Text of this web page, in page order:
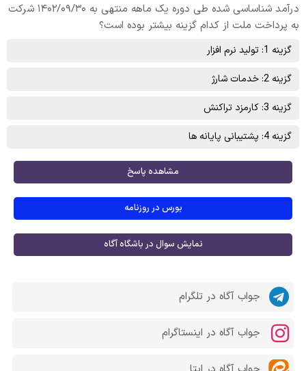
درآمد شناساسی شده طی دوره یک ماهه منتهی به ۱۴۰۲/۰۹/۳۰ شرکت
به پرداخت ملت از کدام گزینه بیشتر بوده است؟
گزینه 1: توليد نرم افزار
گزینه 2: خدمات شارژ
گزینه 3: کارمزد تراکنش
گزینه 4: پشتيبانی پايانه ها
مشاهده پاسخ
بورس در روزنامه
نمایش سوال در باشگاه آگاه
جواب آگاه در تلگرام
جواب آگاه در اینستاگرام